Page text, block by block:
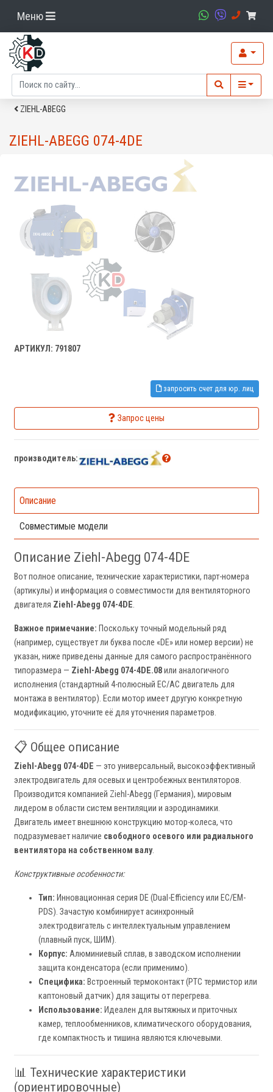
Меню
ZIEHL-ABEGG
ZIEHL-ABEGG 074-4DE
АРТИКУЛ: 791807
запросить счет для юр. лиц
Запрос цены
производитель:
Описание
Совместимые модели
Описание Ziehl-Abegg 074-4DE
Вот полное описание, технические характеристики, парт-номера
(артикулы) и информация о совместимости для вентиляторного
двигателя Ziehl-Abegg 074-4DE.
Важное примечание: Поскольку точный модельный ряд
(например, существует ли буква после «DE» или номер версии) не
указан, ниже приведены данные для самого распространённого
типоразмера — Ziehl-Abegg 074-4DE.08или аналогичного
исполнения (стандартный 4-полюсный EC/AC двигатель для
монтажа в вентилятор). Если мотор имеет другую конкретную
модификацию, уточните её для уточнения параметров.
📋 Общее описание
Ziehl-Abegg 074-4DE — это универсальный, высокоэффективный
электродвигатель для осевых и центробежных вентиляторов.
Производится компанией Ziehl-Abegg (Германия), мировым
лидером в области систем вентиляции и аэродинамики.
Двигатель имеет внешнюю конструкцию мотор-колеса, что
подразумевает наличие свободного осевого или радиального
вентилятора на собственном валу.
Конструктивные особенности:
Тип: Инновационная серия DE (Dual-Efficiency или EC/EM-
PDS). Зачастую комбинирует асинхронный
электродвигатель с интеллектуальным управлением
(плавный пуск, ШИМ).
Корпус: Алюминиевый сплав, в заводском исполнении
защита конденсатора (если применимо).
Специфика: Встроенный термоконтакт (PTC термистор или
каптоновый датчик) для защиты от перегрева.
Использование: Идеален для вытяжных и приточных
камер, теплообменников, климатического оборудования,
где компактность и тишина являются ключевыми.
📊 Технические характеристики
(ориентировочные)